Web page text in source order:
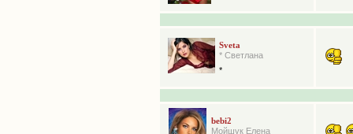
Sveta
* Светлана
*
bebi2
Мойшук Елена